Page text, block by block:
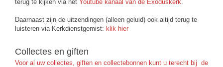
terug te kijken via het Youtube kanaal van de Exoduskerk
Daarnaast zijn de uitzendingen (alleen geluid) ook altijd terug te
luisteren via Kerkdienstgemist: klik hier
Collectes en giften
Voor al uw collectes, giften en collectebonnen kunt u terecht bij de